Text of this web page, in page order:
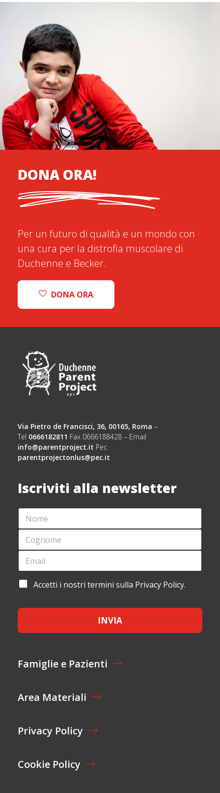
DONA ORA!
Per un futuro di qualità e un mondo con
una cura per la distrofia muscolare di
Duchenne e Becker.
DONA ORA
Via Pietro de Francisci, 36, 00165, Roma –
Tel 0666182811 Fax 0666188428 – Email
info@parentproject.it Pec
parentprojectonlus@pec.it
Iscriviti alla newsletter
*
*
N
M
*
C
G
O
E
E
A
I
L
A
E
T
O
*
Accetti i nostri termini sulla Privacy Policy.
INVIA
Famiglie e Pazienti
Area Materiali
Privacy Policy
Cookie Policy